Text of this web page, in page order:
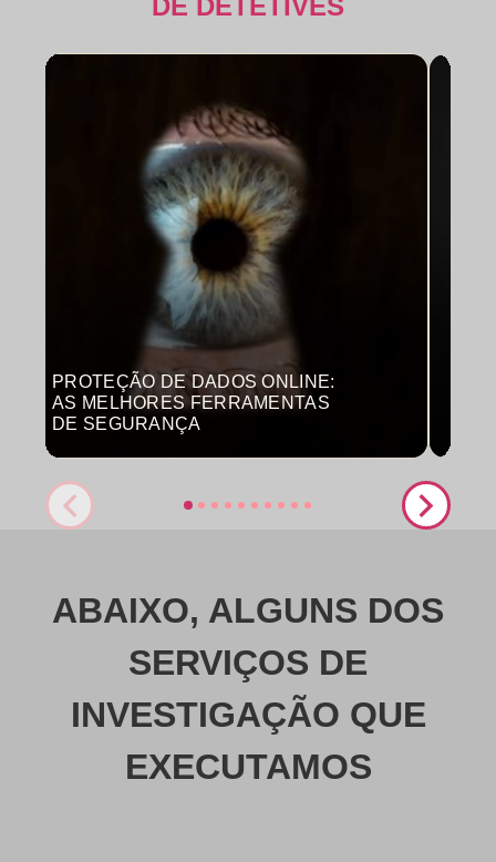
DE DETETIVES
PROTEÇÃO DE DADOS ONLINE:
AS MELHORES FERRAMENTAS
DE SEGURANÇA
ABAIXO, ALGUNS DOS
SERVIÇOS DE
INVESTIGAÇÃO QUE
EXECUTAMOS